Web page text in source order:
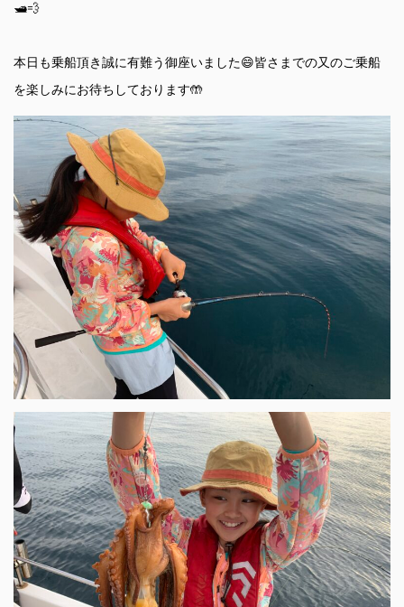
🛥️💨
本日も乗船頂き誠に有難う御座いました😄皆さまでの又のご乗船
を楽しみにお待ちしております🤲